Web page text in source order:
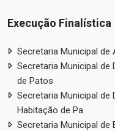
Execução Finalística
Secretaria Municipal de
Secretaria Municipal de
de Patos
Secretaria Municipal de
Habitação de Pa
Secretaria Municipal de